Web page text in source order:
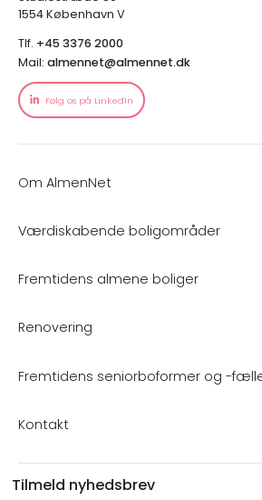
1554 København V
Tlf. +45 3376 2000
Mail: almennet@almennet.dk
Følg os på LinkedIn
Om AlmenNet
Værdiskabende boligområder
Fremtidens almene boliger
Renovering
Fremtidens seniorboformer og -
Kontakt
Tilmeld nyhedsbrev